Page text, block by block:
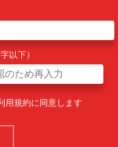
以下）
用規約に同意します